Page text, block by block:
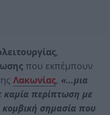
,
που εκπέμπουν
Λακωνίας, «…μια
καμία περίπτωση με
σημασία που